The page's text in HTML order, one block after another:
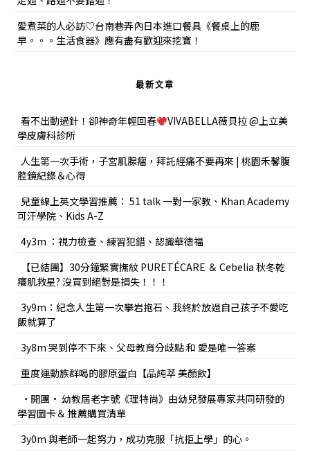
愛煮菜的人必訪♡台南巷弄內日本進口餐具《餐桌上的鹿
早。。。生活食器》應有盡有歡迎來挖寶！
最新文章
看不出動過針！卻神奇年輕回春
VIVABELLA薇貝拉 @上立美
學皮膚科診所
人生第一次手術，子宮肌腺瘤，拜託經痛不要再來 | 桃園禾馨腹
腔鏡紀錄＆心得
兒童線上英文學習推薦： 51 talk 一對一家教、Khan Academy
可汗學院、Kids A-Z
4y3m ：視力檢查、練習犯錯、認識華德福
【已結團】30分鐘緊實撫紋 PURETÉCARE ＆ Cebelia 秋冬乾
癢肌救星? 沒買到絕對是損失！！！
3y9m：紀念人生第一次攀岩抱石、我終於放過自己孩子不愛吃
飯就算了
3y8m 哭到停不下來、父母教育分歧點 和 愛是唯一答案
重度運動族群喝的膠原蛋白【品純萃 美顏飲】
•開團• 幼教屆老字號《理特尚》由幼兒發展專家共同研發的
學習圖卡＆ 推薦購買清單
3y0m 與老師一起努力，成功克服「抗拒上學」的心。